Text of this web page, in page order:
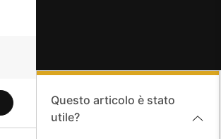
Questo articolo è stato
utile?